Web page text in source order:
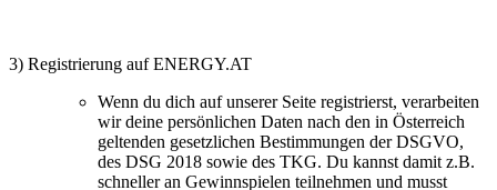
3) Registrierung auf ENERGY.AT
Wenn du dich auf unserer Seite registrierst, verarbeiten
wir deine persönlichen Daten nach den in Österreich
geltenden gesetzlichen Bestimmungen der DSGVO,
des DSG 2018 sowie des TKG. Du kannst damit z.B.
schneller an Gewinnspielen teilnehmen und musst